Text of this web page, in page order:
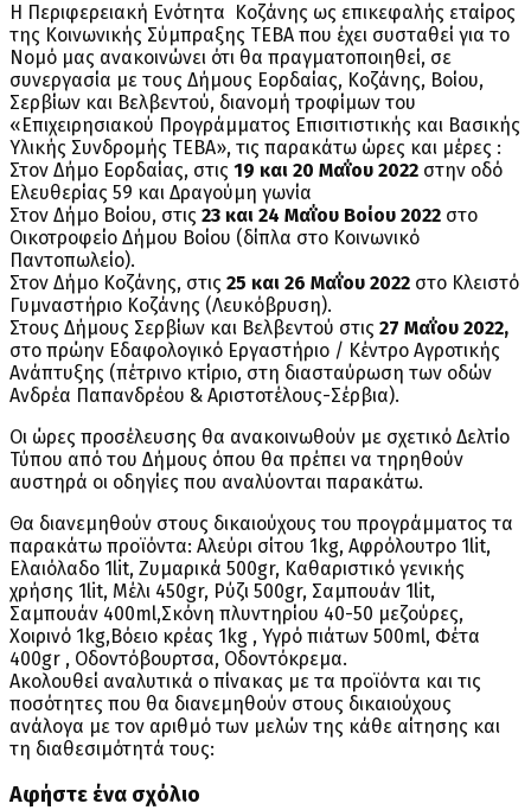
Η Περιφερειακή Ενότητα Κοζάνης ως επικεφαλής εταίρος
της Κοινωνικής Σύμπραξης ΤΕΒΑ που έχει συσταθεί για το
Νομό μας ανακοινώνει ότι θα πραγματοποιηθεί, σε
συνεργασία με τους Δήμους Εορδαίας, Κοζάνης, Βοίου,
Σερβίων και Βελβεντού, διανομή τροφίμων του
«Επιχειρησιακού Προγράμματος Επισιτιστικής και Βασικής
Υλικής Συνδρομής ΤΕΒΑ», τις παρακάτω ώρες και μέρες :
Στον Δήμο Εορδαίας, στις 19 και 20 Μαΐου 2022 στην οδό
Ελευθερίας 59 και Δραγούμη γωνία
Στον Δήμο Βοίου, στις 23 και 24 Μαΐου Βοίου 2022 στο
Οικοτροφείο Δήμου Βοίου (δίπλα στο Κοινωνικό
Παντοπωλείο).
Στον Δήμο Κοζάνης, στις 25 και 26 Μαΐου 2022 στο Κλειστό
Γυμναστήριο Κοζάνης (Λευκόβρυση).
Στους Δήμους Σερβίων και Βελβεντού στις 27 Μαΐου 2022,
στο πρώην Εδαφολογικό Εργαστήριο / Κέντρο Αγροτικής
Ανάπτυξης (πέτρινο κτίριο, στη διασταύρωση των οδών
Ανδρέα Παπανδρέου & Αριστοτέλους-Σέρβια).
Οι ώρες προσέλευσης θα ανακοινωθούν με σχετικό Δελτίο
Τύπου από του Δήμους όπου θα πρέπει να τηρηθούν
αυστηρά οι οδηγίες που αναλύονται παρακάτω.
Θα διανεμηθούν στους δικαιούχους του προγράμματος τα
παρακάτω προϊόντα: Αλεύρι σίτου 1kg, Αφρόλουτρο 1lit,
Ελαιόλαδο 1lit, Ζυμαρικά 500gr, Καθαριστικό γενικής
χρήσης 1lit, Μέλι 450gr, Ρύζι 500gr, Σαμπουάν 1lit,
Σαμπουάν 400ml,Σκόνη πλυντηρίου 40-50 μεζούρες,
Χοιρινό 1kg,Βόειο κρέας 1kg , Υγρό πιάτων 500ml, Φέτα
400gr , Οδοντόβουρτσα, Οδοντόκρεμα.
Ακολουθεί αναλυτικά ο πίνακας με τα προϊόντα και τις
ποσότητες που θα διανεμηθούν στους δικαιούχους
ανάλογα με τον αριθμό των μελών της κάθε αίτησης και
τη διαθεσιμότητά τους:
Αφήστε ένα σχόλιο